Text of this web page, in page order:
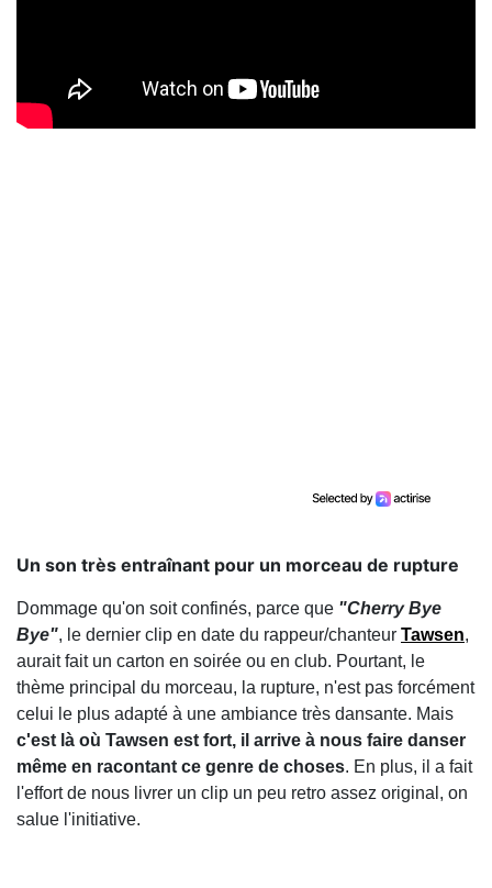
Un son très entraînant pour un morceau de rupture
Dommage qu'on soit confinés, parce que "Cherry Bye
Bye", le dernier clip en date du rappeur/chanteur Tawsen,
aurait fait un carton en soirée ou en club. Pourtant, le
thème principal du morceau, la rupture, n'est pas forcément
celui le plus adapté à une ambiance très dansante. Mais
c'est là où Tawsen est fort, il arrive à nous faire danser
même en racontant ce genre de choses. En plus, il a fait
l'effort de nous livrer un clip un peu retro assez original, on
salue l'initiative.